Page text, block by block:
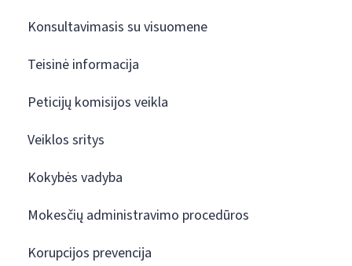
Konsultavimasis su visuomene
Teisinė informacija
Peticijų komisijos veikla
Veiklos sritys
Kokybės vadyba
Mokesčių administravimo procedūros
Korupcijos prevencija